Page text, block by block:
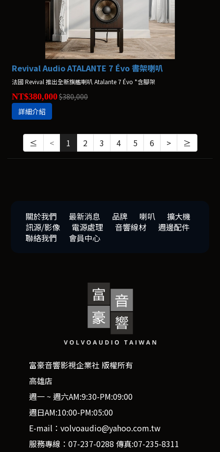
Revival Audio ATALANTE 7 Évo 書架喇叭
法國 Revival 推出全新旗艦喇叭 Atalante 7 Évo *含腳架
NT$380,000$380,000
詳細介紹
≤ < 1 2 3 4 5 6 > ≥
關於我們 最新消息 品牌 喇叭
擴大機
訊源/影像
電源處理 音響線材
週邊配件
聯絡我們
會員中心
富豪音響影視企業社 版權所有
高雄店
週一 ~ 週六AM:9:30-PM:09:00
週日AM:10:00-PM:05:00
E-mail：volvoaudio@yahoo.com.tw
服務專線：07-237-0288 傳真:07-235-8311